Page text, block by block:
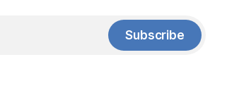
Subscribe